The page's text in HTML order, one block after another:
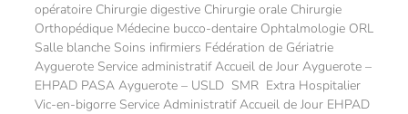
opératoire Chirurgie digestive Chirurgie orale Chirurgie
Orthopédique Médecine bucco-dentaire Ophtalmologie ORL
Salle blanche Soins infirmiers Fédération de Gériatrie
Ayguerote Service administratif Accueil de Jour Ayguerote –
EHPAD PASA Ayguerote – USLD SMR Extra Hospitalier
Vic-en-bigorre Service Administratif Accueil de Jour EHPAD